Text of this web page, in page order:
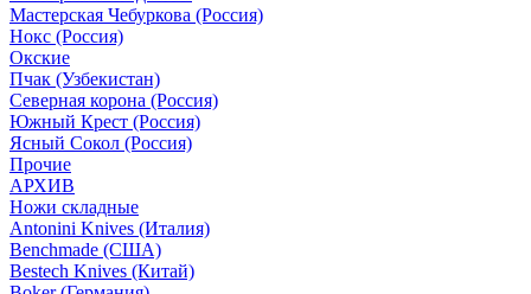
Мастерская Чебуркова (Россия)
Нокс (Россия)
Окские
Пчак (Узбекистан)
Северная корона (Россия)
Южный Крест (Россия)
Ясный Сокол (Россия)
Прочие
АРХИВ
Ножи складные
Antonini Knives (Италия)
Benchmade (США)
Bestech Knives (Китай)